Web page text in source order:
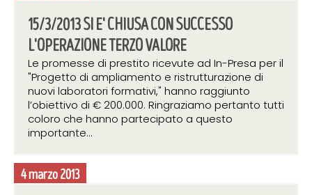
4 marzo 2013
15/3/2013 SI E' CHIUSA CON SUCCESSO
L'OPERAZIONE TERZO VALORE
Le promesse di prestito ricevute ad In-Presa per il
"Progetto di ampliamento e ristrutturazione di
nuovi laboratori formativi," hanno raggiunto
l’obiettivo di € 200.000. Ringraziamo pertanto tutti
coloro che hanno partecipato a questo
importante...